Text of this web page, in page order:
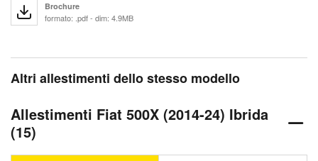
Brochure
formato: .pdf - dim: 4.9MB
Altri allestimenti dello stesso modello
Allestimenti Fiat 500X (2014-24) Ibrida
(15)